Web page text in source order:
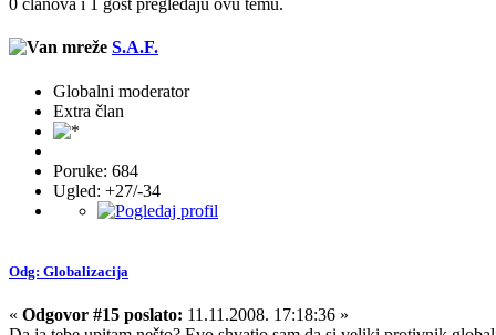
0 članova i 1 gost pregledaju ovu temu.
S.A.F.
Globalni moderator
Extra član
Poruke: 684
Ugled: +27/-34
Odg: Globalizacija
« Odgovor #15 poslato: 11.11.2008. 17:18:36 »